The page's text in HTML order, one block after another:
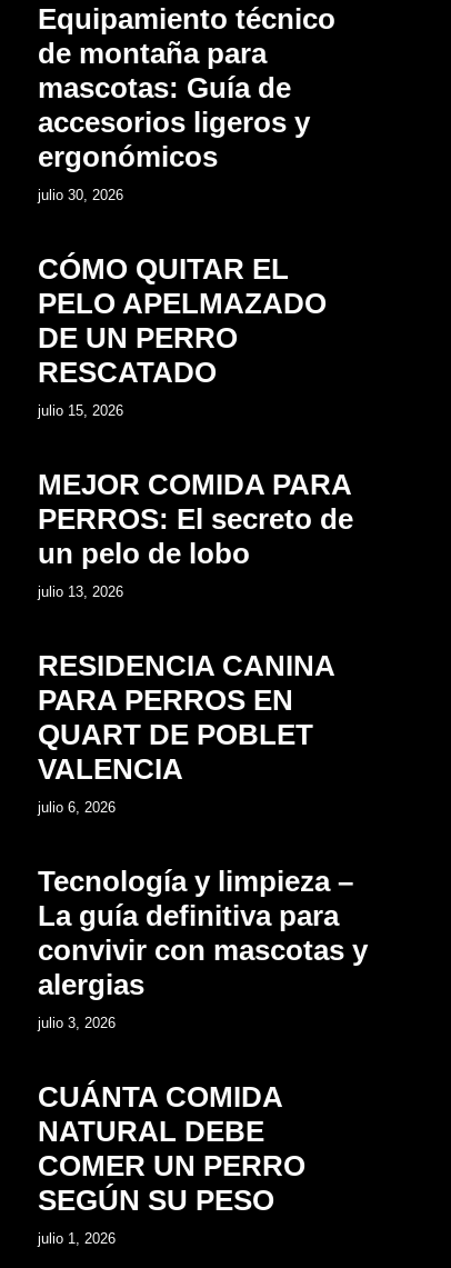
Equipamiento técnico
de montaña para
mascotas: Guía de
accesorios ligeros y
ergonómicos
julio 30, 2026
CÓMO QUITAR EL
PELO APELMAZADO
DE UN PERRO
RESCATADO
julio 15, 2026
MEJOR COMIDA PARA
PERROS: El secreto de
un pelo de lobo
julio 13, 2026
RESIDENCIA CANINA
PARA PERROS EN
QUART DE POBLET
VALENCIA
julio 6, 2026
Tecnología y limpieza –
La guía definitiva para
convivir con mascotas y
alergias
julio 3, 2026
CUÁNTA COMIDA
NATURAL DEBE
COMER UN PERRO
SEGÚN SU PESO
julio 1, 2026